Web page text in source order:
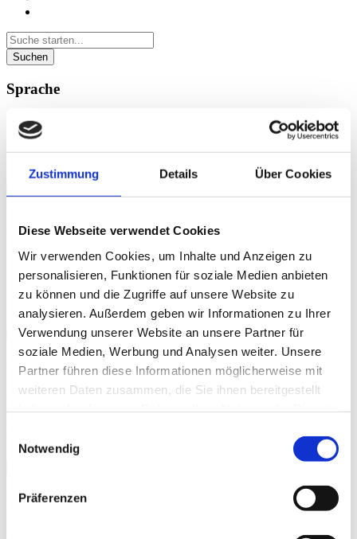
Zustimmung Details Über Cookies
Diese Webseite verwendet Cookies
Wir verwenden Cookies, um Inhalte und Anzeigen zu
personalisieren, Funktionen für soziale Medien anbieten
zu können und die Zugriffe auf unsere Website zu
analysieren. Außerdem geben wir Informationen zu Ihrer
Verwendung unserer Website an unsere Partner für
soziale Medien, Werbung und Analysen weiter. Unsere
Partner führen diese Informationen möglicherweise mit
weiteren Daten zusammen, die Sie ihnen bereitgestellt
Notwendig
Präferenzen
Suchen
Sprache
Deutsch
Englisch
Vanessa Armbruster
Vanessa Armbruster
auf die Frage nach ihrem Lebensmotto
Bei HIGHEST kann ich mit meinem Wissen und Engagement
innovative Wissenschaftler: innen unterstützen, indem ich ihre